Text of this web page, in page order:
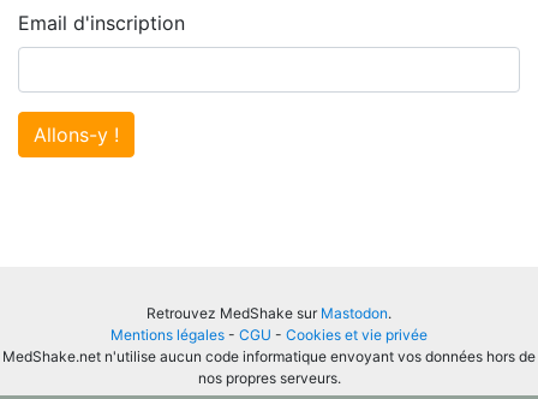
Email d'inscription
Allons-y !
Retrouvez MedShake sur Mastodon.
Mentions légales - CGU - Cookies et vie privée
MedShake.net n'utilise aucun code informatique envoyant vos données hors de
nos propres serveurs.